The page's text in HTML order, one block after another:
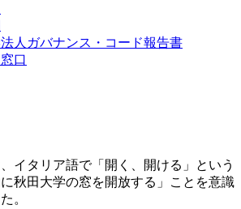
人ガバナンス・コード報告書
口
イタリア語で「開く、開ける」という
秋田大学の窓を開放する」ことを意識
。